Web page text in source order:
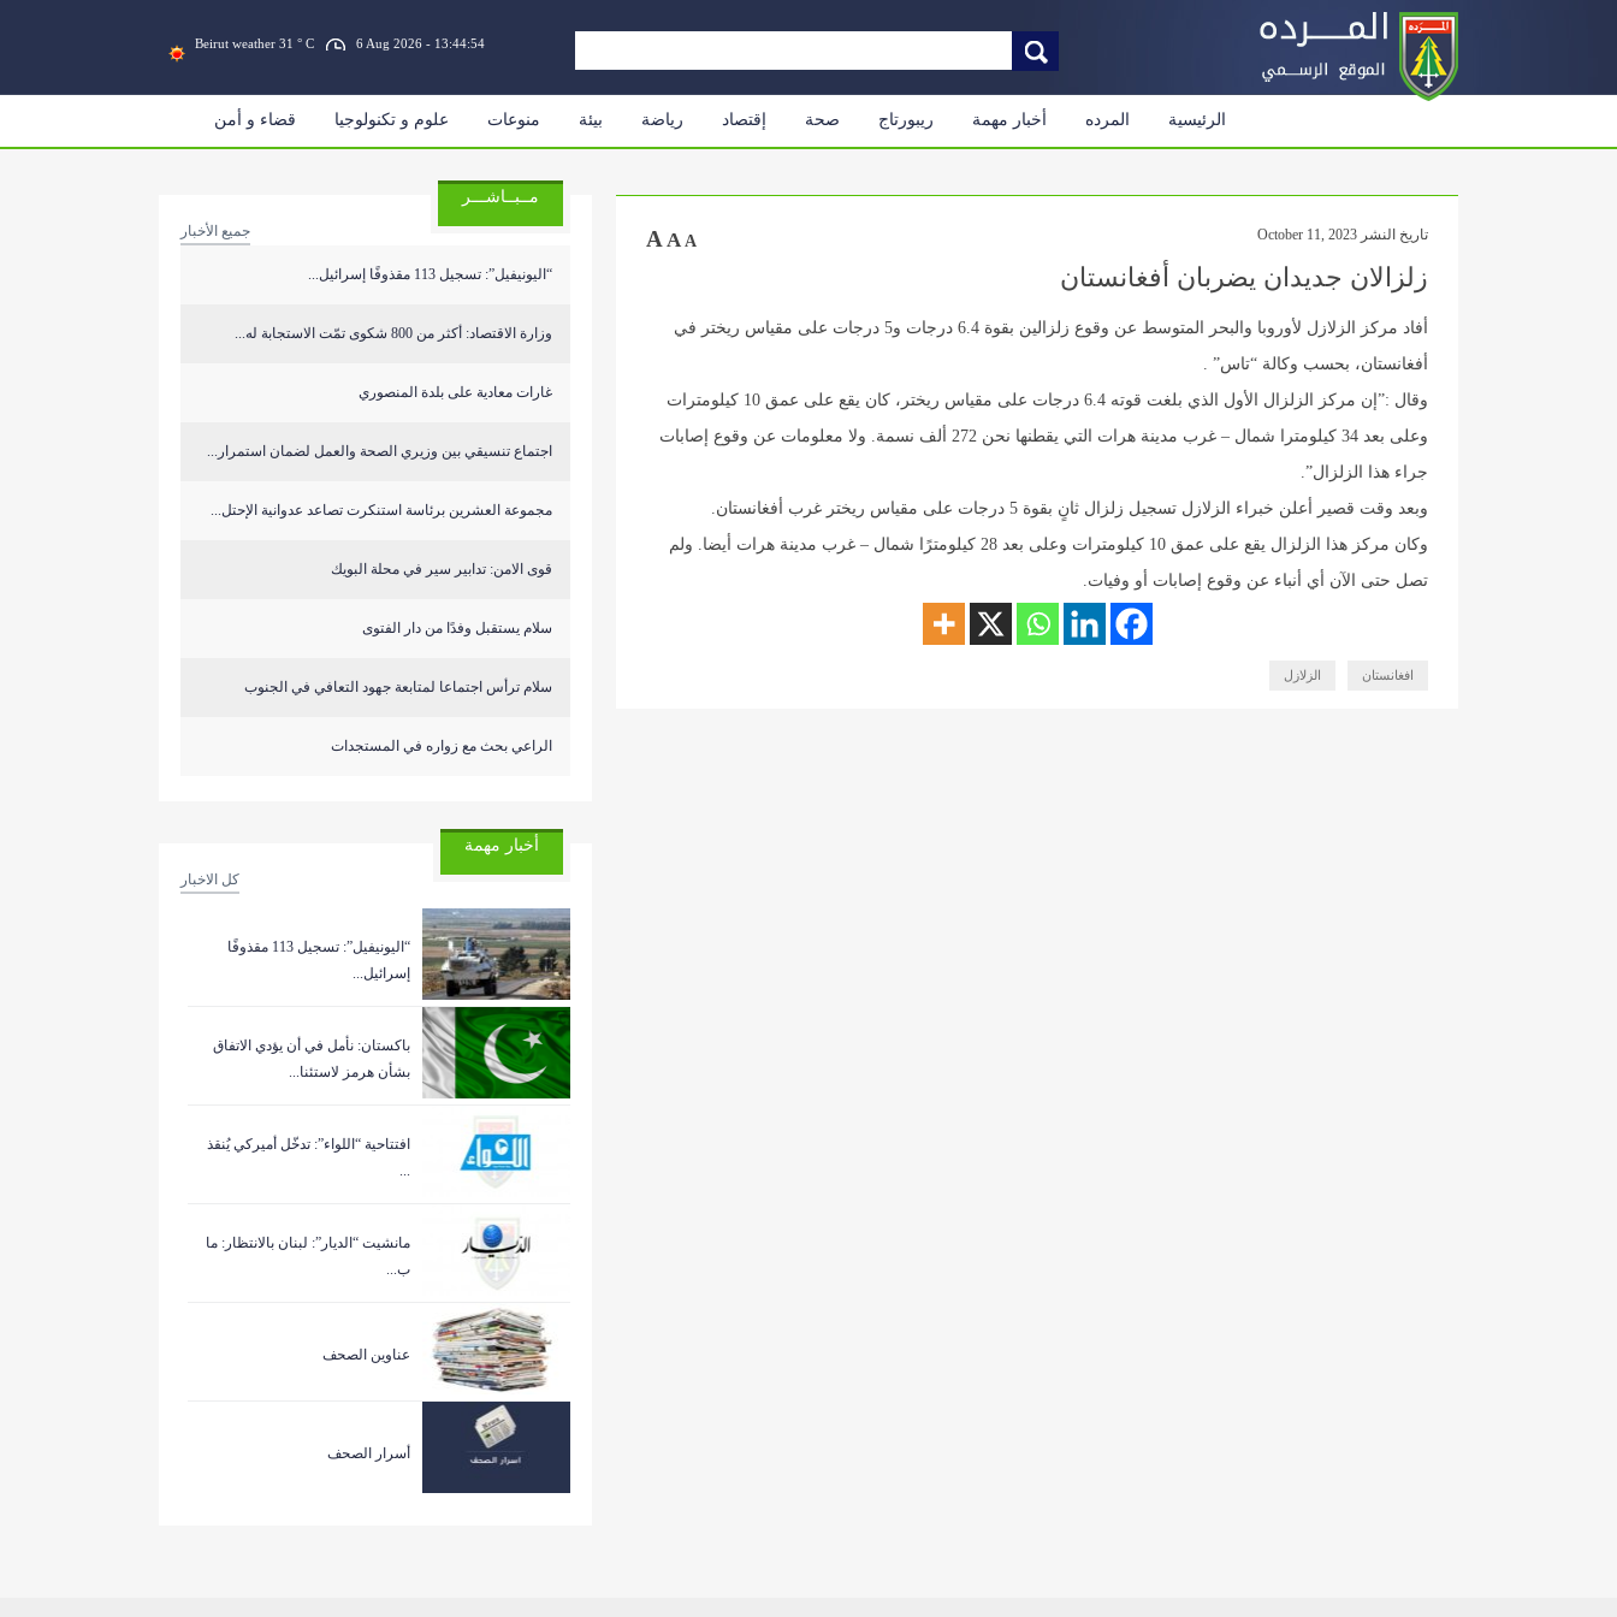
Beirut weather 31 ° C 6 Aug 2026 - 13:44:54
الرئيسية المرده أخبار مهمة ريبورتاج صحة إقتصاد رياضة بيئة منوعات علوم و تكنولوجيا قضاء و أمن
تاريخ النشر October 11, 2023 A A A
زلزالان جديدان يضربان أفغانستان
أفاد مركز الزلازل لأوروبا والبحر المتوسط عن وقوع زلزالين بقوة 6.4 درجات و5 درجات على مقياس ريختر في
أفغانستان، بحسب وكالة “تاس” .
وقال :”إن مركز الزلزال الأول الذي بلغت قوته 6.4 درجات على مقياس ريختر، كان يقع على عمق 10 كيلومترات
وعلى بعد 34 كيلومترا شمال – غرب مدينة هرات التي يقطنها نحن 272 ألف نسمة. ولا معلومات عن وقوع إصابات
جراء هذا الزلزال”.
وبعد وقت قصير أعلن خبراء الزلازل تسجيل زلزال ثانٍ بقوة 5 درجات على مقياس ريختر غرب أفغانستان.
وكان مركز هذا الزلزال يقع على عمق 10 كيلومترات وعلى بعد 28 كيلومترًا شمال – غرب مدينة هرات أيضا. ولم
تصل حتى الآن أي أنباء عن وقوع إصابات أو وفيات.
افغانستان الزلازل
مــبــاشـــر
جميع الأخبار
“اليونيفيل”: تسجيل 113 مقذوفًا إسرائيل...
وزارة الاقتصاد: أكثر من 800 شكوى تمّت الاستجابة له...
غارات معادية على بلدة المنصوري
اجتماع تنسيقي بين وزيري الصحة والعمل لضمان استمرار...
مجموعة العشرين برئاسة استنكرت تصاعد عدوانية الإحتل...
قوى الامن: تدابير سير في محلة البويك
سلام يستقبل وفدًا من دار الفتوى
سلام ترأس اجتماعا لمتابعة جهود التعافي في الجنوب
الراعي بحث مع زواره في المستجدات
أخبار مهمة
كل الاخبار
“اليونيفيل”: تسجيل 113 مقذوفًا
إسرائيل...
باكستان: نأمل في أن يؤدي الاتفاق
بشأن هرمز لاستئنا...
افتتاحية “اللواء”: تدخّل أميركي يُنقذ
...
مانشيت “الديار”: لبنان بالانتظار: ما
ب...
عناوين الصحف
أسرار الصحف